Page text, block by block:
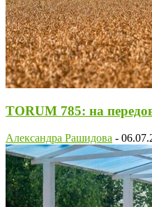
TORUM 785: на
Александра Рашидова -